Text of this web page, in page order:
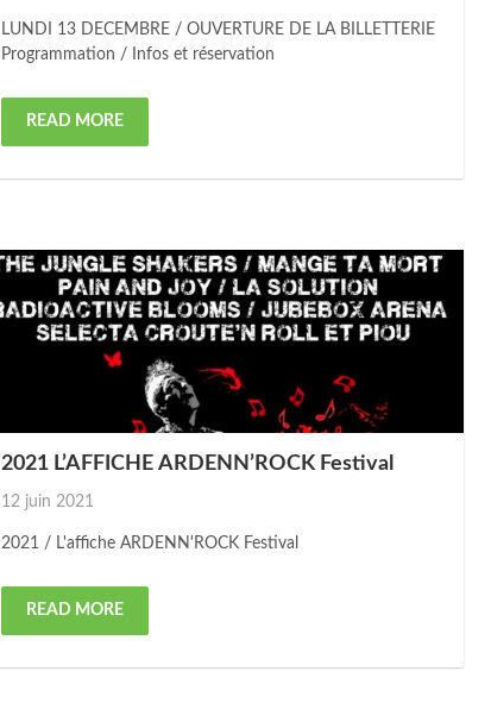
LUNDI 13 DECEMBRE / OUVERTURE DE LA BILLETTERIE
Programmation / Infos et réservation
READ MORE
2021 L’AFFICHE ARDENN’ROCK Festival
Posted
12 juin 2021
2021 / L'affiche ARDENN'ROCK Festival
READ MORE